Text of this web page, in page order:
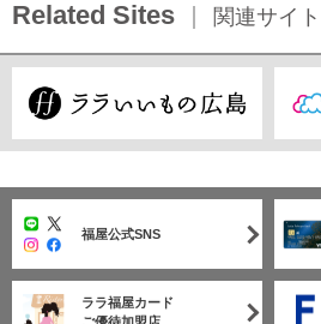
Related Sites 関連サイト
福屋公式SNS
ララ福屋カード